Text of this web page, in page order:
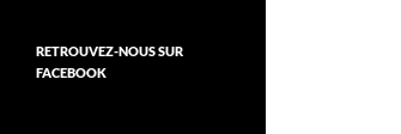
RETROUVEZ-NOUS SUR
FACEBOOK